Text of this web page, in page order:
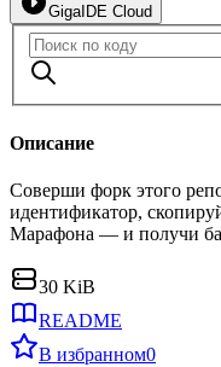
GigaIDE Cloud
Описание
Соверши форк этого
идентификатор,
Марафона — и получи
30 KiB
README
В избранном0